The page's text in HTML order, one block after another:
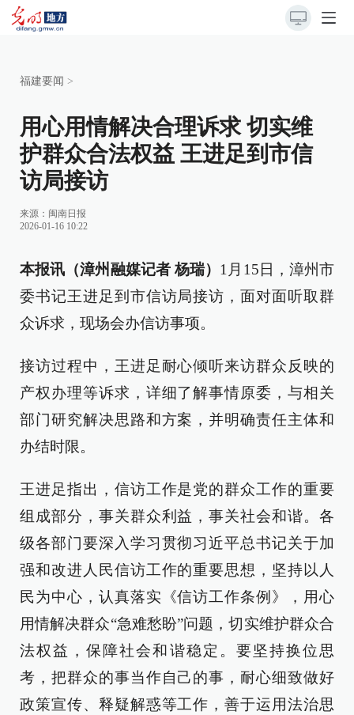
福建要闻 >
用心用情解决合理诉求 切实维
护群众合法权益 王进足到市信
访局接访
来源： 闽南日报
2026-01-16 10:22
本报讯（漳州融媒记者 杨瑞） 1月15日，漳州市
委书记王进足到市信访局接访，面对面听取群
众诉求，现场会办信访事项。
接访过程中，王进足耐心倾听来访群众反映的
产权办理等诉求，详细了解事情原委，与相关
部门研究解决思路和方案，并明确责任主体和
办结时限。
王进足指出，信访工作是党的群众工作的重要
组成部分，事关群众利益，事关社会和谐。各
级各部门要深入学习贯彻习近平总书记关于加
强和改进人民信访工作的重要思想，坚持以人
民为中心，认真落实《信访工作条例》，用心
用情解决群众“急难愁盼”问题，切实维护群众合
法权益，保障社会和谐稳定。要坚持换位思
考，把群众的事当作自己的事，耐心细致做好
政策宣传、释疑解惑等工作，善于运用法治思